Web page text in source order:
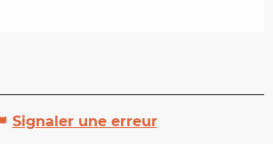
Signaler une erreur